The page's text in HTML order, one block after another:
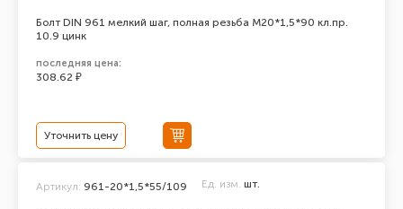
Болт DIN 961 мелкий шаг, полная резьба M20*1,5*90 кл.пр.
10.9 цинк
последняя цена:
308.62 ₽
Уточнить цену
Артикул: 961-20*1,5*55/109 Ед. изм. шт.